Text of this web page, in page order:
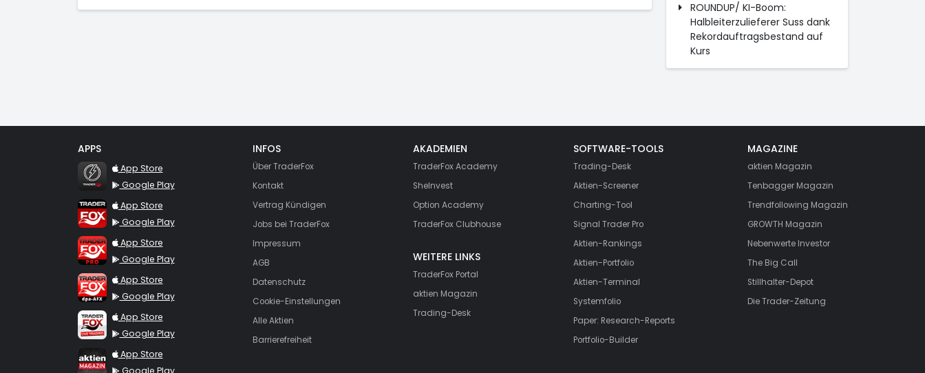
ROUNDUP/ KI-Boom:
Halbleiterzulieferer Suss dank
Rekordauftragsbestand auf
Kurs
APPS
TraderFox Flash
App Store
Google Play
TraderFox App
App Store
Google Play
TraderFox Pro
App Store
Google Play
TraderFox dpa-AFX ProFeed
App Store
Google Play
TraderFox Live Trading
App Store
Google Play
TraderFox aktien Magazin
App Store
Google Play
INFOS
Über TraderFox
Kontakt
Vertrag Kündigen
Jobs bei TraderFox
Impressum
AGB
Datenschutz
Cookie-Einstellungen
Alle Aktien
Barrierefreiheit
AKADEMIEN
TraderFox Academy
SheInvest
Option Academy
TraderFox Clubhouse
WEITERE LINKS
TraderFox Portal
aktien Magazin
Trading-Desk
SOFTWARE-TOOLS
Trading-Desk
Aktien-Screener
Charting-Tool
Signal Trader Pro
Aktien-Rankings
Aktien-Portfolio
Aktien-Terminal
Systemfolio
Paper: Research-Reports
Portfolio-Builder
MAGAZINE
aktien Magazin
Tenbagger Magazin
Trendfollowing Magazin
GROWTH Magazin
Nebenwerte Investor
The Big Call
Stillhalter-Depot
Die Trader-Zeitung